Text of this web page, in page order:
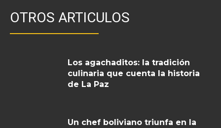
OTROS ARTICULOS
Los agachaditos: la tradición
culinaria que cuenta la historia
de La Paz
Un chef boliviano triunfa en la